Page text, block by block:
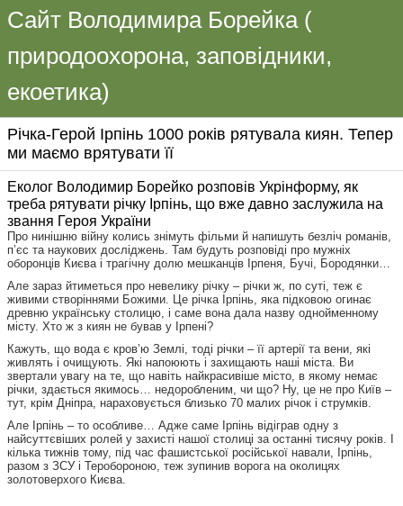
Сайт Володимира Борейка (
природоохорона, заповідники,
екоетика)
Річка-Герой Ірпінь 1000 років рятувала киян. Тепер
ми маємо врятувати її
Еколог Володимир Борейко розповів Укрінформу, як
треба рятувати річку Ірпінь, що вже давно заслужила на
звання Героя України
Про нинішню війну колись знімуть фільми й напишуть безліч романів,
п’єс та наукових досліджень. Там будуть розповіді про мужніх
оборонців Києва і трагічну долю мешканців Ірпеня, Бучі, Бородянки…
Але зараз йтиметься про невелику річку – річки ж, по суті, теж є
живими створіннями Божими. Це річка Ірпінь, яка підковою огинає
древню українську столицю, і саме вона дала назву однойменному
місту. Хто ж з киян не бував у Ірпені?
Кажуть, що вода є кров’ю Землі, тоді річки – її артерії та вени, які
живлять і очищують. Які напоюють і захищають наші міста. Ви
звертали увагу на те, що навіть найкрасивіше місто, в якому немає
річки, здається якимось… недоробленим, чи що? Ну, це не про Київ –
тут, крім Дніпра, нараховується близько 70 малих річок і струмків.
Але Ірпінь – то особливе… Адже саме Ірпінь відіграв одну з
найсуттєвіших ролей у захисті нашої столиці за останні тисячу років. І
кілька тижнів тому, під час фашистської російської навали, Ірпінь,
разом з ЗСУ і Теробороною, теж зупинив ворога на околицях
золотоверхого Києва.